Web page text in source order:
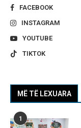
FACEBOOK
INSTAGRAM
YOUTUBE
TIKTOK
MË TË LEXUARA
1